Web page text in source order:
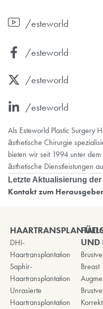
/esteworld
/esteworld
/esteworld
/esteworld
Als Esteworld Plastic Surgery
ästhetische Chirurgie
bieten wir seit 1994 unter
ästhetische Dienstleistungen
Letzte Aktualisierung
Kontakt zum
DHI-
Haartransplantation
Saphir-
Haartransplantation
Unrasierte
Haartransplantation
UND
Breast